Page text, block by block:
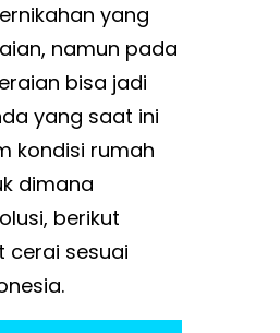
yang
namun pada
bisa jadi
yang saat ini
kondisi rumah
dimana
berikut
cerai sesuai